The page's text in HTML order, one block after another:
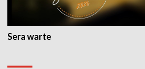
Sera warte